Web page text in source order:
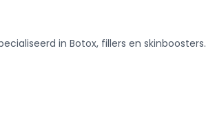
in Botox, fillers en skinboosters.